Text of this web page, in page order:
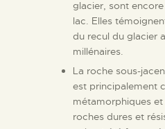
glacier, sont
lac. Elles
du recul du glacier
millénaires.
La roche sous-
est principalement
métamorphiques
roches dures et